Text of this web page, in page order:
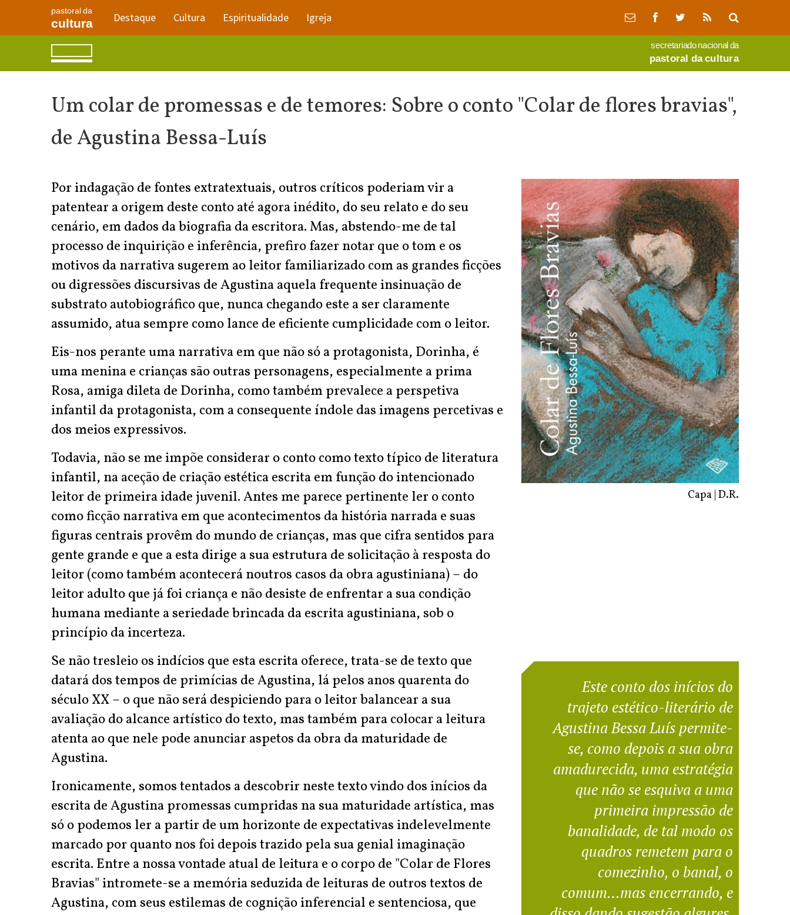
pastoral da
cultura Destaque Cultura Espiritualidade Igreja
secretariado nacional da
pastoral da cultura
Um colar de promessas e de temores: Sobre o conto "Colar de flores bravias",
de Agustina Bessa-Luís
Por indagação de fontes extratextuais, outros críticos poderiam vir a
patentear a origem deste conto até agora inédito, do seu relato e do seu
cenário, em dados da biografia da escritora. Mas, abstendo-me de tal
processo de inquirição e inferência, prefiro fazer notar que o tom e os
motivos da narrativa sugerem ao leitor familiarizado com as grandes ficções
ou digressões discursivas de Agustina aquela frequente insinuação de
substrato autobiográfico que, nunca chegando este a ser claramente
assumido, atua sempre como lance de eficiente cumplicidade com o leitor.
Eis-nos perante uma narrativa em que não só a protagonista, Dorinha, é
uma menina e crianças são outras personagens, especialmente a prima
Rosa, amiga dileta de Dorinha, como também prevalece a perspetiva
infantil da protagonista, com a consequente índole das imagens percetivas e
dos meios expressivos.
Todavia, não se me impõe considerar o conto como texto típico de literatura
infantil, na aceção de criação estética escrita em função do intencionado
leitor de primeira idade juvenil. Antes me parece pertinente ler o conto
como ficção narrativa em que acontecimentos da história narrada e suas
figuras centrais provêm do mundo de crianças, mas que cifra sentidos para
gente grande e que a esta dirige a sua estrutura de solicitação à resposta do
leitor (como também acontecerá noutros casos da obra agustiniana) – do
leitor adulto que já foi criança e não desiste de enfrentar a sua condição
humana mediante a seriedade brincada da escrita agustiniana, sob o
princípio da incerteza.
Se não tresleio os indícios que esta escrita oferece, trata-se de texto que
datará dos tempos de primícias de Agustina, lá pelos anos quarenta do
século XX – o que não será despiciendo para o leitor balancear a sua
avaliação do alcance artístico do texto, mas também para colocar a leitura
atenta ao que nele pode anunciar aspetos da obra da maturidade de
Agustina.
Ironicamente, somos tentados a descobrir neste texto vindo dos inícios da
escrita de Agustina promessas cumpridas na sua maturidade artística, mas
só o podemos ler a partir de um horizonte de expectativas indelevelmente
marcado por quanto nos foi depois trazido pela sua genial imaginação
escrita. Entre a nossa vontade atual de leitura e o corpo de "Colar de Flores
Bravias" intromete-se a memória seduzida de leituras de outros textos de
Agustina, com seus estilemas de cognição inferencial e sentenciosa, que
Capa | D.R.
Este conto dos inícios do
trajeto estético-literário de
Agustina Bessa Luís permite-
se, como depois a sua obra
amadurecida, uma estratégia
que não se esquiva a uma
primeira impressão de
banalidade, de tal modo os
quadros remetem para o
comezinho, o banal, o
comum…mas encerrando, e